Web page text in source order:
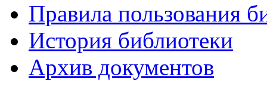
Правила пользования
История библиотеки
Архив документов